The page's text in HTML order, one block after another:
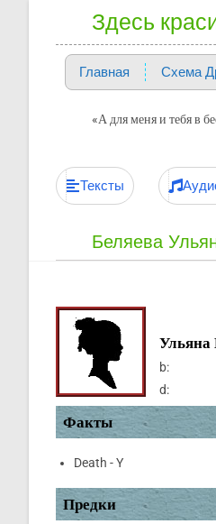
Здесь
Главная Схема
«А для меня и тебя в
Тексты
Беляева
Ульяна
b:
d:
Факты
Death - Y
Предки